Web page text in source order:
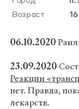
Возраст
06.10.2020
23.09.2020
Реакции
нет. Правда,
лекарств.